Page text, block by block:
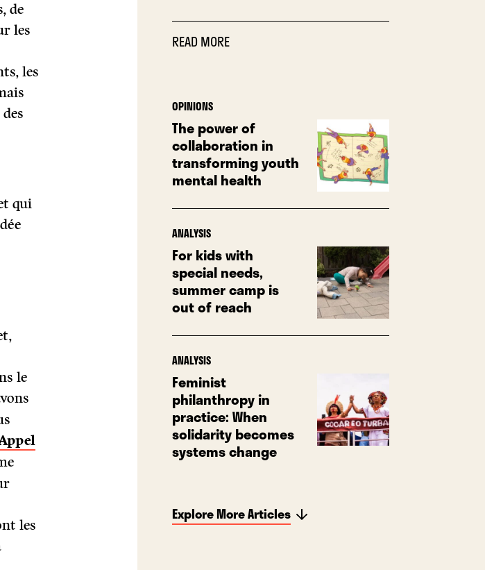
READ MORE
OPINIONS
The power of
collaboration in
transforming youth
mental health
ANALYSIS
For kids with
special needs,
summer camp is
out of reach
ANALYSIS
Feminist
philanthropy in
practice: When
solidarity becomes
systems change
Explore More Articles
de
les
les
qui
le
les